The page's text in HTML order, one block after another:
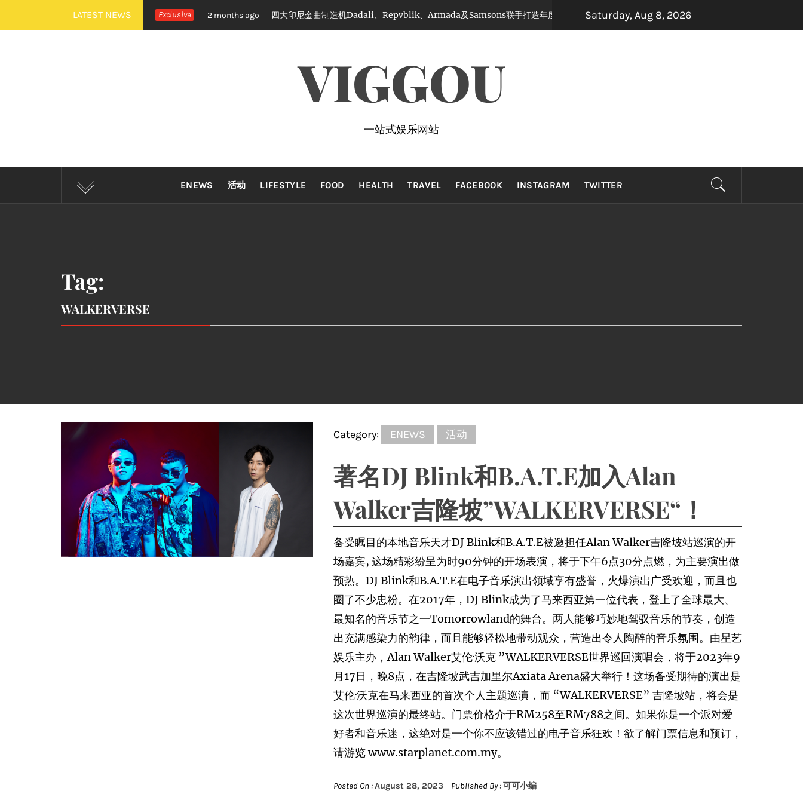
to
LATEST NEWS Exclusive
秉治《活着 Alive》巡演 Zepp KL 热血开唱 2 months ago 四大印尼金曲制造机Dadali、Repvblik、Armada及Samsons联手打造年度最强怀旧音乐盛宴，8月22日，约定你一起唱响青春！
Saturday, Aug 8, 2026
VIGGOU
一站式娱乐网站
ENEWS 活动 LIFESTYLE FOOD HEALTH TRAVEL FACEBOOK INSTAGRAM TWITTER
Tag:
WALKERVERSE
Category: ENEWS 活动
著名DJ Blink和B.A.T.E加入Alan
Walker吉隆坡”WALKERVERSE“！
备受瞩目的本地音乐天才DJ Blink和B.A.T.E被邀担任Alan Walker吉隆坡站巡演的开
场嘉宾, 这场精彩纷呈为时90分钟的开场表演，将于下午6点30分点燃，为主要演出做
预热。DJ Blink和B.A.T.E在电子音乐演出领域享有盛誉，火爆演出广受欢迎，而且也
圈了不少忠粉。在2017年，DJ Blink成为了马来西亚第一位代表，登上了全球最大、
最知名的音乐节之一Tomorrowland的舞台。两人能够巧妙地驾驭音乐的节奏，创造
出充满感染力的韵律，而且能够轻松地带动观众，营造出令人陶醉的音乐氛围。由星艺
娱乐主办，Alan Walker艾伦·沃克 ”WALKERVERSE世界巡回演唱会，将于2023年9
月17日，晚8点，在吉隆坡武吉加里尔Axiata Arena盛大举行！这场备受期待的演出是
艾伦·沃克在马来西亚的首次个人主题巡演，而 “WALKERVERSE” 吉隆坡站，将会是
这次世界巡演的最终站。门票价格介于RM258至RM788之间。如果你是一个派对爱
好者和音乐迷，这绝对是一个你不应该错过的电子音乐狂欢！欲了解门票信息和预订，
请游览 www.starplanet.com.my。
Posted On :August 28, 2023 Published By :可可小编